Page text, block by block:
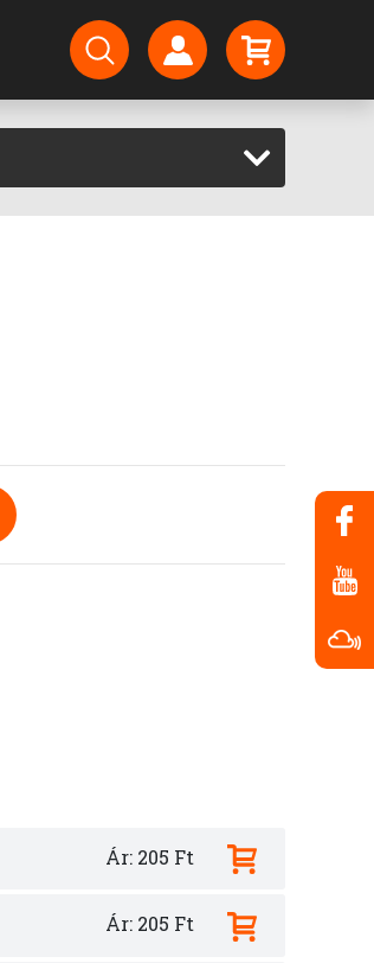
Ár: 205 Ft
Ár: 205 Ft